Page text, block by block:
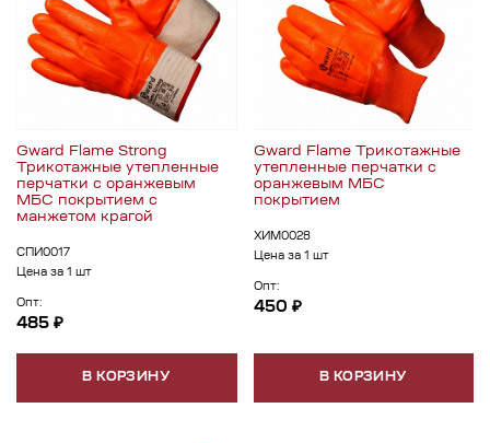
Gward Flame Strong
Трикотажные утепленные
перчатки с оранжевым
МБС покрытием с
манжетом крагой
СПИ0017
Цена за 1 шт
Опт:
485 ₽
В КОРЗИНУ
Gward Flame Трикотажные
утепленные перчатки с
оранжевым МБС
покрытием
ХИМ0028
Цена за 1 шт
Опт:
450 ₽
В КОРЗИНУ